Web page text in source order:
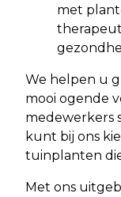
met
We helpen u
mooi ogende
medewerkers
kunt bij ons
tuinplanten
Met ons